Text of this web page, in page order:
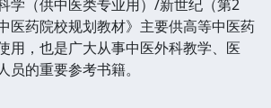
（供中医类专业用）/新世纪（第2
医药院校规划教材》主要供高等中医药
用，也是广大从事中医外科教学、医
员的重要参考书籍。